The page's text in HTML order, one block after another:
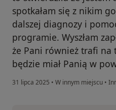
spotkałam się z nikim
dalszej diagnozy i
programie. Wyszłam
że Pani również trafi na
będzie miał Panią w
31 lipca 2025 • W innym miejscu •